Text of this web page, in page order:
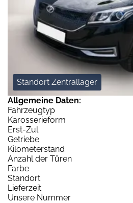
Standort Zentrallager
Allgemeine Daten:
Fahrzeugtyp
Karosserieform
Erst-Zul.
Getriebe
Kilometerstand
Anzahl der Türen
Farbe
Standort
Lieferzeit
Unsere Nummer